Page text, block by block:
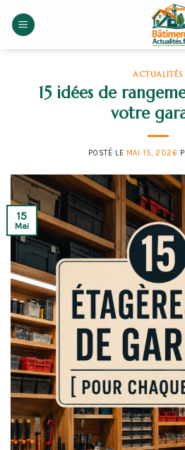
ACTUALITÉS
15 idées de
votre
POSTÉ LE MAI 15, 2026
15
Mai